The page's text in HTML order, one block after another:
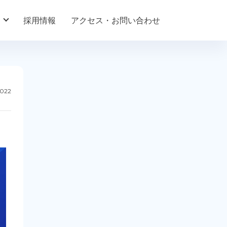
採用情報 アクセス・お問い合わせ